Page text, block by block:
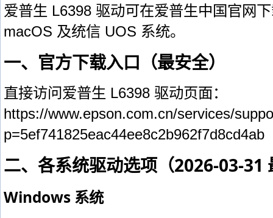
爱普生 L6398 驱动可在爱普生中国官网
macOS 及统信 UOS 系统。
一、官方下载入口（最安全）
直接访问爱普生 L6398 驱动页面：
https://www.epson.com.cn/services/
p=5ef741825eac44ee8c2b962f7d8cd4ab
二、各系统驱动选项（2026-03-31
Windows 系统